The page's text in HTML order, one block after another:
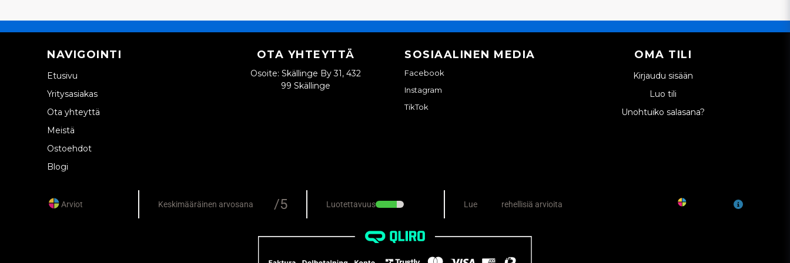
NAVIGOINTI
Etusivu
Yritysasiakas
Ota yhteyttä
Meistä
Ostoehdot
Blogi
OTA YHTEYTTÄ
Osoite: Skällinge By 31, 432
99 Skällinge
SOSIAALINEN MEDIA
Facebook
Instagram
TikTok
OMA TILI
Kirjaudu sisään
Luo tili
Unohtuiko salasana?